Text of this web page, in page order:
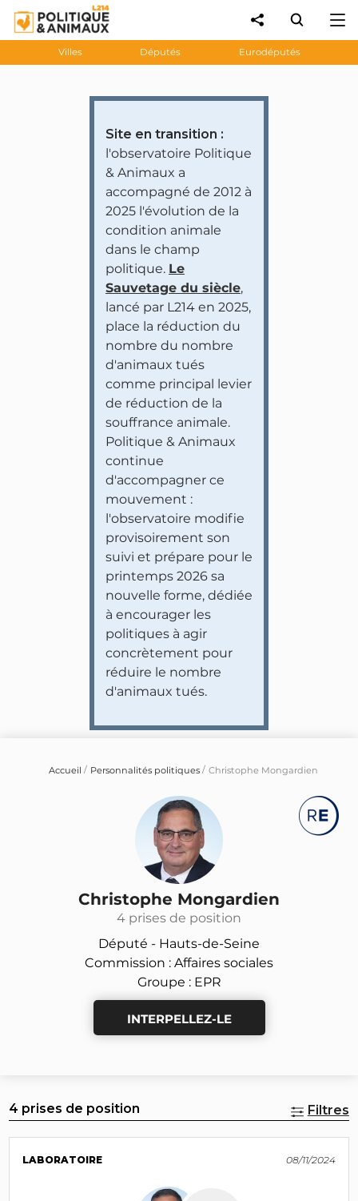
Villes Députés Eurodéputés
Site en transition :
l'observatoire Politique
& Animaux a
accompagné de 2012 à
2025 l'évolution de la
condition animale
dans le champ
politique. Le
Sauvetage du siècle,
lancé par L214 en 2025,
place la réduction du
nombre du nombre
d'animaux tués
comme principal levier
de réduction de la
souffrance animale.
Politique & Animaux
continue
d'accompagner ce
mouvement :
l'observatoire modifie
provisoirement son
suivi et prépare pour le
printemps 2026 sa
nouvelle forme, dédiée
à encourager les
politiques à agir
concrètement pour
réduire le nombre
d'animaux tués.
Accueil Personnalités politiques Christophe Mongardien
Christophe Mongardien
4 prises de position
Député - Hauts-de-Seine
Commission : Affaires sociales
Groupe : EPR
INTERPELLEZ-LE
4 prises de position Filtres
LABORATOIRE 08/11/2024